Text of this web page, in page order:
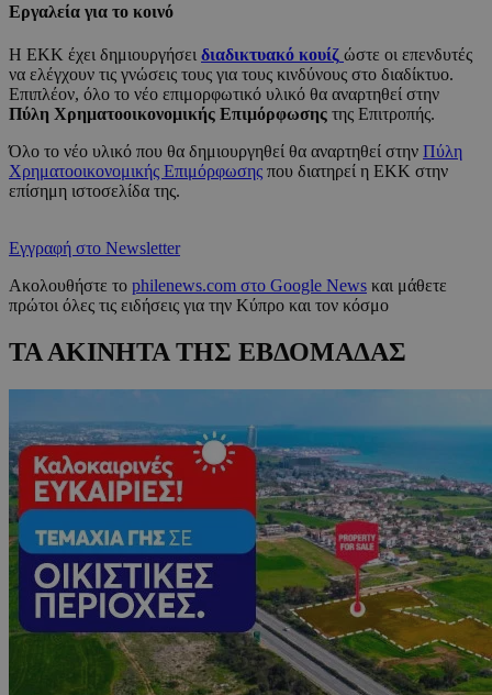
Εργαλεία για το κοινό
Η ΕΚΚ έχει δημιουργήσει διαδικτυακό κουίζ ώστε οι επενδυτές
να ελέγχουν τις γνώσεις τους για τους κινδύνους στο διαδίκτυο.
Επιπλέον, όλο το νέο επιμορφωτικό υλικό θα αναρτηθεί στην
Πύλη Χρηματοοικονομικής Επιμόρφωσης της Επιτροπής.
Όλο το νέο υλικό που θα δημιουργηθεί θα αναρτηθεί στην Πύλη
Χρηματοοικονομικής Επιμόρφωσης που διατηρεί η ΕΚΚ στην
επίσημη ιστοσελίδα της.
Εγγραφή στο Newsletter
Ακολουθήστε το philenews.com στο Google News και μάθετε
πρώτοι όλες τις ειδήσεις για την Κύπρο και τον κόσμο
ΤΑ ΑΚΙΝΗΤΑ ΤΗΣ ΕΒΔΟΜΑΔΑΣ